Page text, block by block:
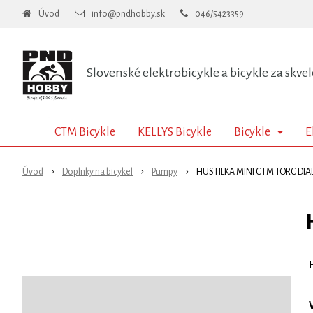
Slovenské elektrobicykle a bicykle za
Úvod info@pndhobby.sk 046/5423359
CTM Bicykle KELLYS Bicykle Bicykle
Úvod Doplnky na bicykel Pumpy HUSTILKA MINI CTM TORC